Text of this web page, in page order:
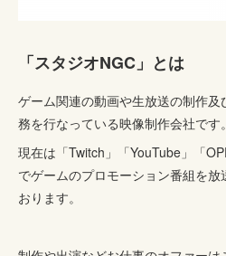
「スタジオNGC」とは
ゲーム関連の動画や生放送の制作
務を行なっている映像制作会社です。
現在は「Twitch」「YouTube」「
でゲームのプロモーション番組を
おります。